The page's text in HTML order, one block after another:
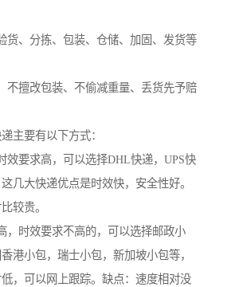
货、分拣、包装、仓储、加固、发货等
不擅改包装、不偷减重量、丢货先予赔
主要有以下方式：
效要求高，可以选择DHL快递，UPS快
几大快递优点是时效快，安全性好。
较贵。
，时效要求不高的，可以选择邮政小
港小包，瑞士小包，新加坡小包等，
，可以网上跟踪。缺点：速度相对没